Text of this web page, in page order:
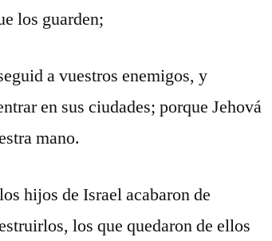
los guarden;
a vuestros enemigos, y
en sus ciudades; porque Jehová
mano.
hijos de Israel acabaron de
los que quedaron de ellos